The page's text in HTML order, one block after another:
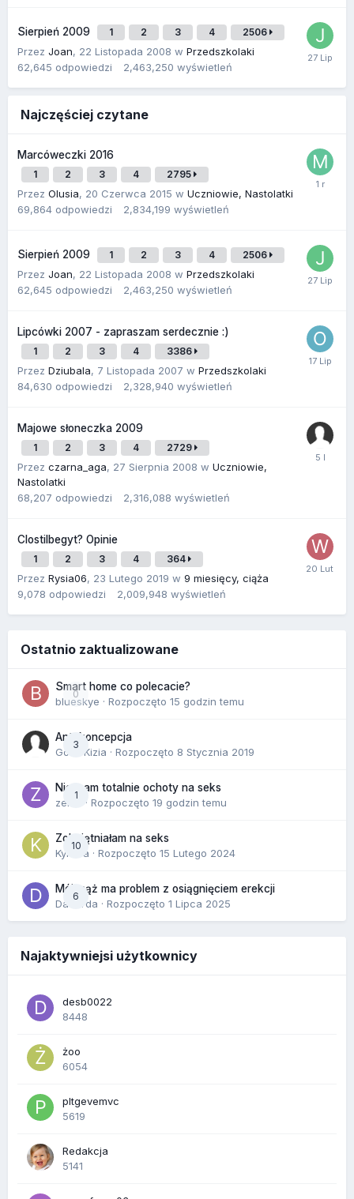
Sierpień 2009 1 2 3 4 2506
Przez Joan, 22 Listopada 2008 w Przedszkolaki
62,645 odpowiedzi 2,463,250 wyświetleń
Najczęściej czytane
Marcóweczki 2016
1 2 3 4 2795
Przez Olusia, 20 Czerwca 2015 w Uczniowie, Nastolatki
69,864 odpowiedzi 2,834,199 wyświetleń
Sierpień 2009 1 2 3 4 2506
Przez Joan, 22 Listopada 2008 w Przedszkolaki
62,645 odpowiedzi 2,463,250 wyświetleń
Lipcówki 2007 - zapraszam serdecznie :)
1 2 3 4 3386
Przez Dziubala, 7 Listopada 2007 w Przedszkolaki
84,630 odpowiedzi 2,328,940 wyświetleń
Majowe słoneczka 2009
1 2 3 4 2729
Przez czarna_aga, 27 Sierpnia 2008 w Uczniowie,
Nastolatki
68,207 odpowiedzi 2,316,088 wyświetleń
Clostilbegyt? Opinie
1 2 3 4 364
Przez Rysia06, 23 Lutego 2019 w 9 miesięcy, ciąża
9,078 odpowiedzi 2,009,948 wyświetleń
Ostatnio zaktualizowane
0
Smart home co polecacie?
blueskye · Rozpoczęto 15 godzin temu
3
Antykoncepcja
Gość Kizia · Rozpoczęto 8 Stycznia 2019
1
Nie mam totalnie ochoty na seks
zenla
· Rozpoczęto 19 godzin temu
10
Zobojętniałam na seks
Kynara · Rozpoczęto 15 Lutego 2024
6
Mój mąż ma problem z osiągnięciem erekcji
Dafiorda · Rozpoczęto 1 Lipca 2025
Najaktywniejsi użytkownicy
desb0022
8448
żoo
6054
pltgevemvc
5619
Redakcja
5141